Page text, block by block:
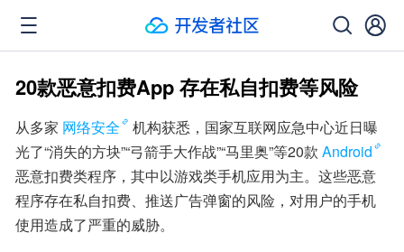
20款恶意扣费App 存在私自扣费等风险
从多家 网络安全
机构获悉，国家互联网应急中心近日曝
光了“消失的方块”“弓箭手大作战”“马里奥”等20款 Android
恶意扣费类程序，其中以游戏类手机应用为主。这些恶意
程序存在私自扣费、推送广告弹窗的风险，对用户的手机
使用造成了严重的威胁。